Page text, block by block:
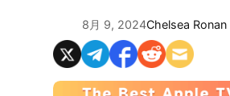
8月 9, 2024Chelsea Ronan